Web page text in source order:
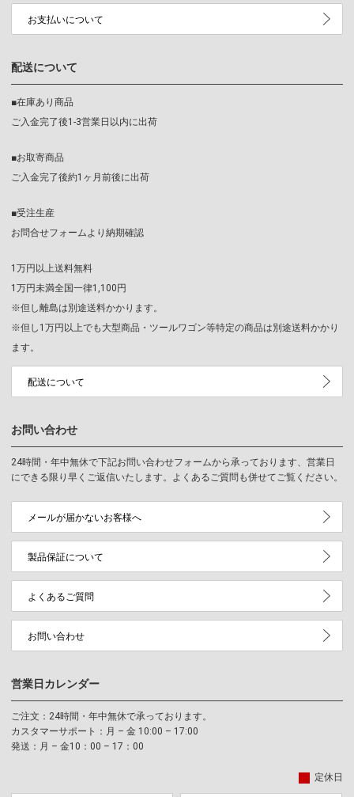
お支払いについて
配送について
■在庫あり商品
ご入金完了後1-3営業日以内に出荷
■お取寄商品
ご入金完了後約1ヶ月前後に出荷
■受注生産
お問合せフォームより納期確認
1万円以上送料無料
1万円未満全国一律1,100円
※但し離島は別途送料かかります。
※但し1万円以上でも大型商品・ツールワゴン等特定の商品は別途送料かかり
ます。
配送について
お問い合わせ
24時間・年中無休で下記お問い合わせフォームから承っております、営業日
にできる限り早くご返信いたします。よくあるご質問も併せてご覧ください。
メールが届かないお客様へ
製品保証について
よくあるご質問
お問い合わせ
営業日カレンダー
ご注文：24時間・年中無休で承っております。
カスタマーサポート：月 – 金 10:00 – 17:00
発送：月 – 金10：00 – 17：00
定休日